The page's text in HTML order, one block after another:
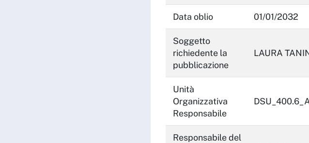
Data oblio 01/01/2032
Soggetto
richiedente la
pubblicazione
LAURA
Unità
Organizzativa
Responsabile
Responsabile del